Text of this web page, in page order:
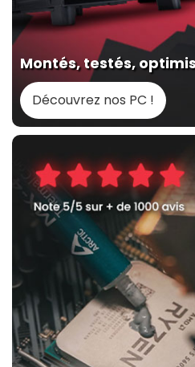
Montés, testés,
Découvrez nos PC !